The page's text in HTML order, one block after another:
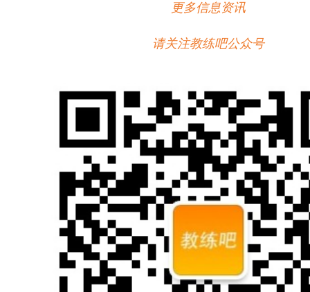
更多信息资讯
请关注教练吧公众号